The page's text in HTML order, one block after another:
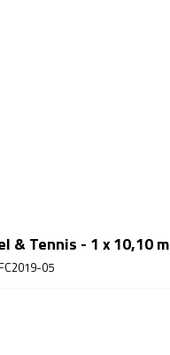
& Tennis - 1 x 10,10 m
FC2019-05